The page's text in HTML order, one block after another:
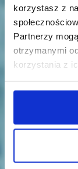
korzystasz z
Partnerzy
otrzymanymi
korzystania z